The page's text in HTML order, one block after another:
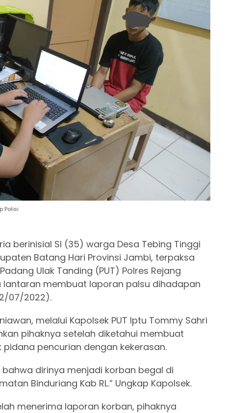
Polisi
berinisial SI (35) warga Desa Tebing Tinggi
Batang Hari Provinsi Jambi, terpaksa
Ulak Tanding (PUT) Polres Rejang
lantaran membuat laporan palsu dihadapan
07/2022).
melalui Kapolsek PUT Iptu Tommy Sahri
pihaknya setelah diketahui membuat
pencurian dengan kekerasan.
bahwa dirinya menjadi korban begal di
Binduriang Kab RL.” Ungkap Kapolsek.
menerima laporan korban, pihaknya